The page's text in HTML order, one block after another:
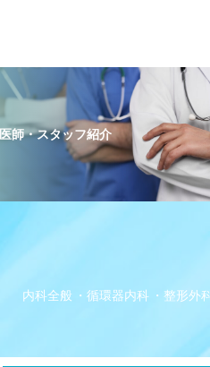
医師・スタッフ紹介
内科全般 循環器内科 整形外